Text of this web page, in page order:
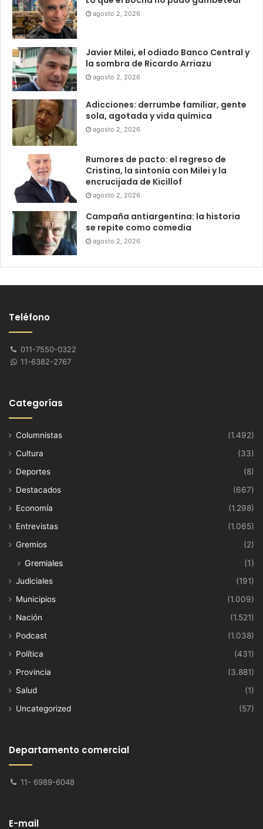
agosto 2, 2026
Javier Milei, el odiado Banco Central y
la sombra de Ricardo Arriazu
agosto 2, 2026
Adicciones: derrumbe familiar, gente
sola, agotada y vida química
agosto 2, 2026
Rumores de pacto: el regreso de
Cristina, la sintonía con Milei y la
encrucijada de Kicillof
agosto 2, 2026
Campaña antiargentina: la historia
se repite como comedia
agosto 2, 2026
Teléfono
011-7550-0322
11-6382-2767
Categorías
Columnistas
(1.492)
Cultura
(33)
Deportes
(8)
Destacados
(667)
Economía
(1.298)
Entrevistas
(1.065)
Gremios
(2)
Gremiales (1)
Judiciales
(191)
Municipios
(1.009)
Nación
(1.521)
Podcast
(1.038)
Política
(431)
Provincia
(3.881)
Salud
(1)
Uncategorized
(57)
Departamento comercial
11- 6989-6048
E-mail